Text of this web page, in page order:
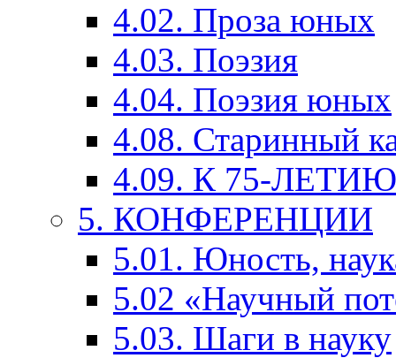
4.02. Проза юных
4.03. Поэзия
4.04. Поэзия юных
4.08. Старинный
4.09. К 75-
5. КОНФЕРЕНЦИИ
5.01. Юность,
5.02 «Научный
5.03. Шаги в науку